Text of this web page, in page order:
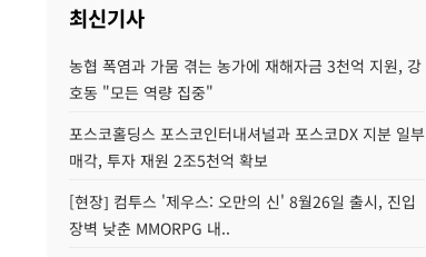
최신기사
농협 폭염과 가뭄 겪는 농가에 재해자금 3천억 지원, 강
호동 "모든 역량 집중"
포스코홀딩스 포스코인터내셔널과 포스코DX 지분 일부
매각, 투자 재원 2조5천억 확보
[현장] 컴투스 '제우스: 오만의 신' 8월26일 출시, 진입
장벽 낮춘 MMORPG 내..